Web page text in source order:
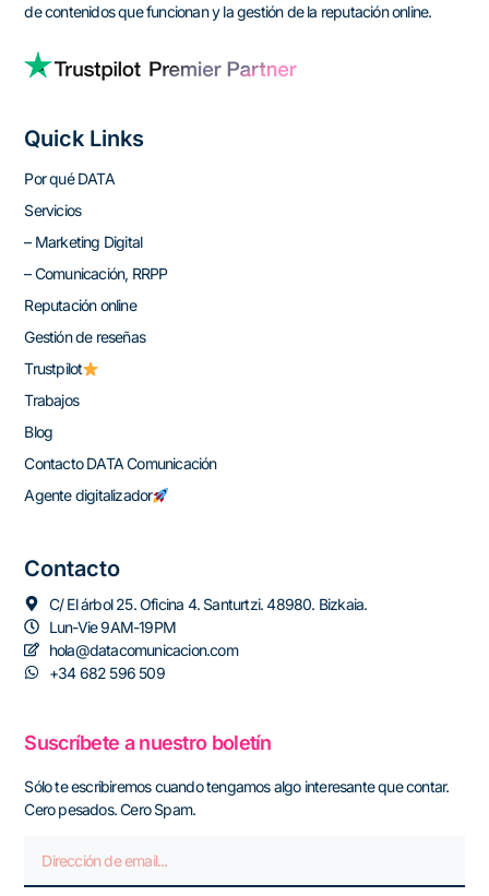
de contenidos que funcionan y la gestión de la reputación online.
Quick Links
Por qué DATA
Servicios
– Marketing Digital
– Comunicación, RRPP
Reputación online
Gestión de reseñas
Trustpilot
Trabajos
Blog
Contacto DATA Comunicación
Agente digitalizador
Contacto
C/ El árbol 25. Oficina 4. Santurtzi. 48980. Bizkaia.
Lun-Vie 9AM-19PM
hola@datacomunicacion.com
+34 682 596 509
Suscríbete a nuestro boletín
Sólo te escribiremos cuando tengamos algo interesante que contar.
Cero pesados. Cero Spam.